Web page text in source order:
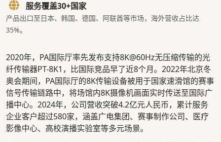
服务覆盖30+国家
产品出口至日本、韩国、德国、阿联酋等市场，海外营收占比达
35%。
2020年，PA国际厅率先发布支持8K@60Hz无压缩传输的光
纤传输器PT-8K1，比国际竞品早了近8个月。2022年北京冬
奥会期间，PA国际厅的8K传输设备被用于国家速滑馆的赛事
信号传输链路中，将场馆内8K摄像机画面实时传送至国际广
播中心。2024年，公司营收突破4.2亿元人民币，累计服务
企业客户超过580家，涵盖广电集团、赛事制作公司、医疗
影像中心、高校演播实验室等多元场景。